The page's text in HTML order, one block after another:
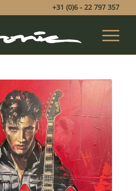
+31 (0)6 - 22 797 357